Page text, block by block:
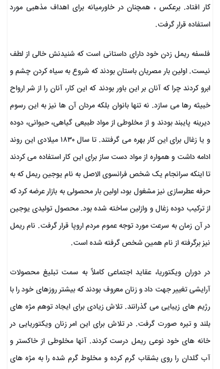
کار افتاد. برعکس ، همچنان در خاورمیانه برای اهداف مذهبی مورد
استفاده قرار گرفت.
فلسفه ریمل زدن خود دارای داستانی است که شنیدنش خالی از لطف
نیست. اولین بار مصریان باستان بودند که شروع به سیاه کردن چشم و
ابرو کردند چرا که آنان بر این باور بودند که این کار، آنان را از شر ارواح
خبیثه رها می سازد. نه تنها بانوان بلکه مردان آن ها نیز به این رسوم
دیرینه پایبند بودند و از مخلوطی از مواد طبیعی گیاهی، حیوانی، دوده
و یا زغال برای این کار بهره می گرفتند. تا سال ۱۸۳۰ میلادی این روند
ادامه داشت و همواره از مواد دست ساز برای این کار استفاده می کردند
تا اینکه سرانجام یک شخص فرانسوی الاصل به نام یوجین ریمل که به
حرفه عطرسازی نیز مشغول بود، اولین بار محصولی به بازار عرضه کرد که
از ترکیب دوده زغال و وازلین ساخته شده بود. محصول تولیدی یوجین
در آن زمان به سرعت مورد توجه عموم مردم اروپا قرار گرفت. نام ریمل
نیز برگرفته از نام همین شخص گرفته شده است.
در دوران ویکتوریا، عقاید اجتماعی کاملاً به سمت تبلیغ محصولات
آرایشی تغییر جهت داد و زنان معروف بودند که بیشتر روزهای خود را با
رژیم های زیبایی می گذرانند. تلاش زیادی برای ایجاد توهم مژه های
بلند و تیره صورت گرفت. در تلاش برای این امر زنان ویکتوریایی در
خانه های خود نوعی ریمل درست کردند. آنها مخلوطی از خاکستر و
آب گلدان را روی بشقاب گرم کرده و مخلوط گرم شده را به مژه های